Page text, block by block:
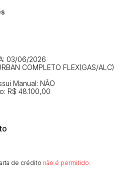
03/06/2026
COMPLETO FLEX(GAS/ALC)
Manual: NÃO
R$ 48.100,00
de crédito não é permitido